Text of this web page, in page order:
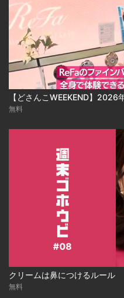
【どさんこWEEKEND】
無料
クリームは鼻につけるルール
無料